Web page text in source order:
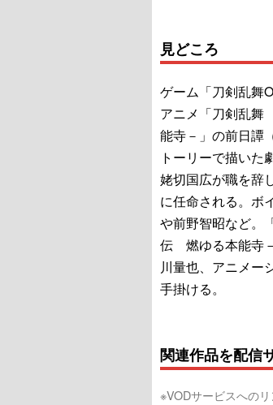
見どころ
ゲーム「刀剣乱舞
アニメ「刀剣乱
能寺－」の前日譚
トーリーで描いた
姥切国広が職を辞
に任命される。ボ
や前野智昭など
伝 燃ゆる本能寺
川量也、アニメー
手掛ける。
関連作品を配信
※VODサービスへの